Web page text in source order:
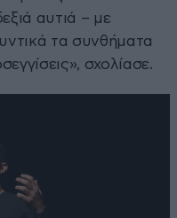
αυτιά – με
τα συνθήματα
σχολίασε.